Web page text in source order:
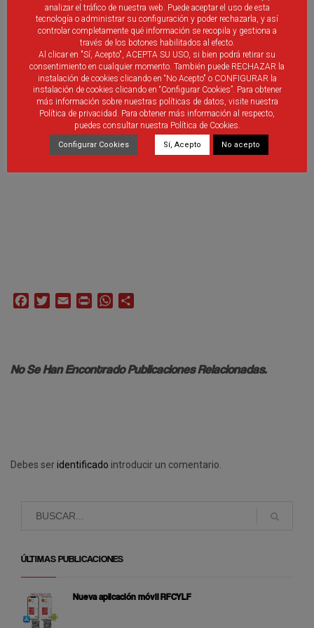
1ª División de Fútbol Sala
D. Jesús Velasco (Caja Segovia)
2ª División de Fútbol sala)
D. Bruno García (Oxipharma
FacebookTwitterEmail Print WhatsApp
No Se Han Encontrado Publicaciones Relacionadas.
Debes seridentificado introducir un comentario.
ÚLTIMAS PUBLICACIONES
Nueva aplicación móvil RFCYLF
analizar el tráfico de nuestra web. Puede aceptar el uso de esta
tecnología o administrar su configuración y poder rechazarla, y así
controlar completamente qué información se recopila y gestiona a
través de los botones habilitados al efecto.
Al clicar en "Sí, Acepto", ACEPTA SU USO, si bien podrá retirar su
consentimiento en cualquier momento. También puede RECHAZAR la
instalación de cookies clicando en “No Acepto" o CONFIGURAR la
instalación de cookies clicando en “Configurar Cookies”. Para obtener
más información sobre nuestras políticas de datos, visite nuestra
Política de privacidad. Para obtener más información al respecto,
puedes consultar nuestra Política de Cookies.
Configurar Cookies Sí, Acepto No acepto